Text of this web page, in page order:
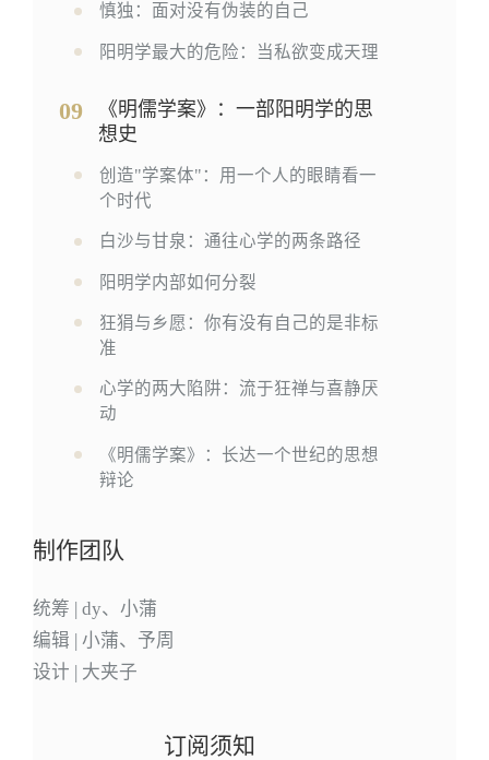
慎独：面对没有伪装的自己
阳明学最大的危险：当私欲变成天理
09
《明儒学案》：一部阳明学的思
想史
创造"学案体"：用一个人的眼睛看一
个时代
白沙与甘泉：通往心学的两条路径
阳明学内部如何分裂
狂狷与乡愿：你有没有自己的是非标
准
心学的两大陷阱：流于狂禅与喜静厌
动
《明儒学案》：长达一个世纪的思想
辩论
制作团队
统筹 | dy、小蒲
编辑 | 小蒲、予周
设计 | 大夹子
订阅须知